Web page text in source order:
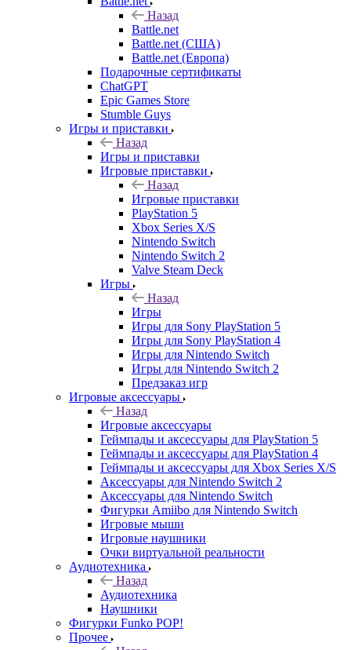
Назад
Battle.net
Battle.net (США)
Battle.net (Европа)
Подарочные сертификаты
ChatGPT
Epic Games Store
Stumble Guys
Игры и приставки
Назад
Игры и приставки
Игровые приставки
Назад
Игровые приставки
PlayStation 5
Xbox Series X/S
Nintendo Switch
Nintendo Switch 2
Valve Steam Deck
Игры
Назад
Игры
Игры для Sony PlayStation 5
Игры для Sony PlayStation 4
Игры для Nintendo Switch
Игры для Nintendo Switch 2
Предзаказ игр
Игровые аксессуары
Назад
Игровые аксессуары
Геймпады и аксессуары для PlayStation 5
Геймпады и аксессуары для PlayStation 4
Геймпады и аксессуары для Xbox Series X/S
Аксессуары для Nintendo Switch 2
Аксессуары для Nintendo Switch
Фигурки Amiibo для Nintendo Switch
Игровые мыши
Игровые наушники
Очки виртуальной реальности
Аудиотехника
Назад
Аудиотехника
Наушники
Фигурки Funko POP!
Прочее